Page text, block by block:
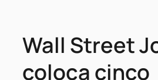
Wall Street
coloca cinco